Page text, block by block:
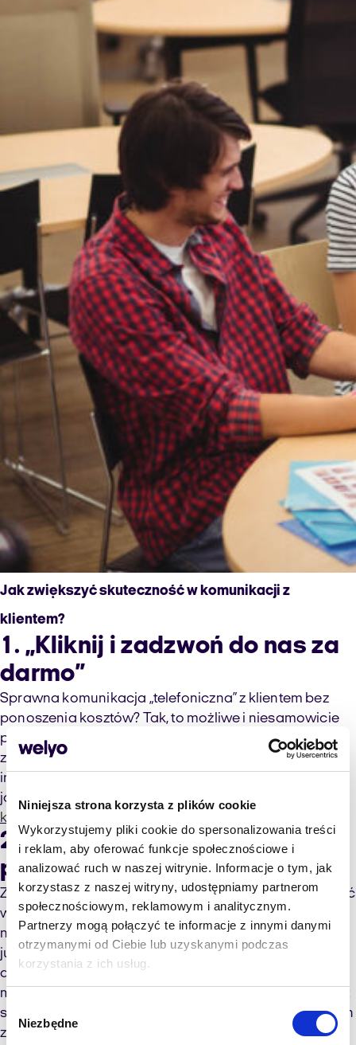
Niniejsza strona korzysta z plików cookie
Wykorzystujemy pliki cookie do spersonalizowania treści
i reklam, aby oferować funkcje społecznościowe i
analizować ruch w naszej witrynie. Informacje o tym, jak
korzystasz z naszej witryny, udostępniamy partnerom
społecznościowym, reklamowym i analitycznym.
Partnerzy mogą połączyć te informacje z innymi danymi
otrzymanymi od Ciebie lub uzyskanymi podczas
korzystania z ich usług.
zgody
Niezbędne
Jak zwiększyć skuteczność w komunikacji z
klientem?
1. „Kliknij i zadzwoń do nas za
darmo”
Sprawna komunikacja „telefoniczna” z klientem bez
ponoszenia kosztów? Tak, to możliwe i niesamowicie
proste w użyciu. Wystarczy jedno kliknięcie klienta, a
zadzwoni on na Twoją infolinię przez przeglądarkę
internetową, bez konieczności instalowania
jakichkolwiek aplikacji.
Więcej na ten temat piszemy w
kolejnym artykule.
2. Obsługa klienta za pomocą
prostej i sprawnej infolinii
Zaprojektowanie infolinii tak, aby sprawnie obsługiwać
wszystkie telefony oraz zgłoszenia z innych kanałów,
nawet przy niewielkim zespole pracowników, nie jest
już wyzwaniem technologicznym. Najważniejsze jest,
aby nie zatracić podstawowej idei – klient internetowy
musi być obsłużony zdecydowanie sprawniej niż klient
sklepu stacjonarnego. W innym przypadku następnych
zakupów dokona on w innym sklepie.